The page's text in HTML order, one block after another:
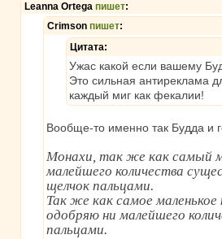
Leanna Ortega пишет:
Crimson пишет:
Цитата:
Ужас какой если вашему
Это сильная антиреклама
каждый миг как фекалии!
Вообще-то именно так Будда и
Монахи, так же как самый
малейшего количества
щелчок пальцами.
Так же как самое
одобряю ни малейшего
пальцами.